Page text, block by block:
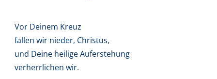
Vor Deinem Kreuz
fallen wir nieder, Christus,
und Deine heilige Auferstehung
verherrlichen wir.